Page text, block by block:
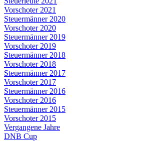
Vorschoter 2021
Steuer­männer 2020
Vorschoter 2020
Steuer­männer 2019
Vorschoter 2019
Steuer­männer 2018
Vorschoter 2018
Steuer­männer 2017
Vorschoter 2017
Steuer­männer 2016
Vorschoter 2016
Steuer­männer 2015
Vorschoter 2015
Vergangene Jahre
DNB Cup